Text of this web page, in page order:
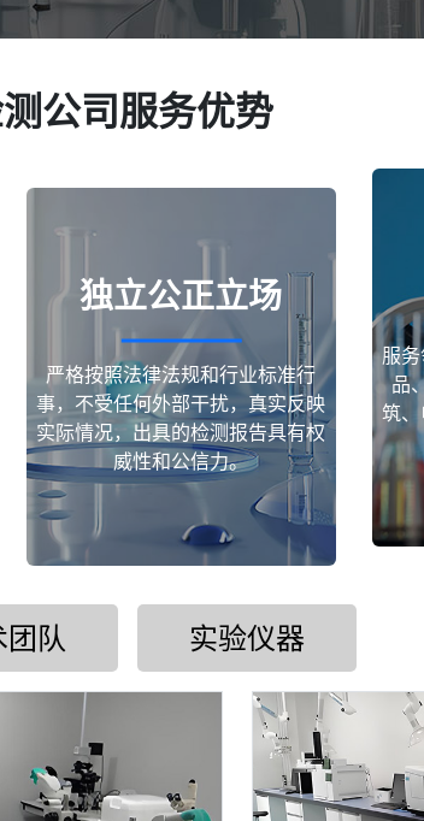
公司服务优势
独立公正立场
严格按照法律法规和行业标准行
事，不受任何外部干扰，真实反映
实际情况，出具的检测报告具有权
威性和公信力。
服
品
筑
队 实验仪器